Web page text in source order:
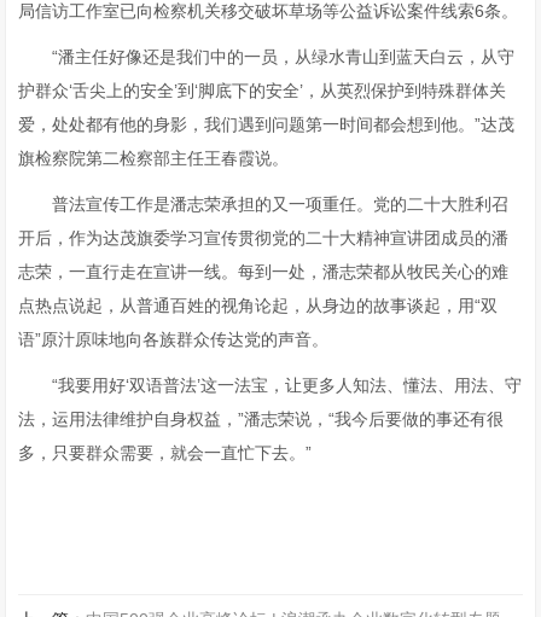
局信访工作室已向检察机关移交破坏草场等公益诉讼案件线索6条。
“潘主任好像还是我们中的一员，从绿水青山到蓝天白云，从守
护群众‘舌尖上的安全’到‘脚底下的安全’，从英烈保护到特殊群体关
爱，处处都有他的身影，我们遇到问题第一时间都会想到他。”达茂
旗检察院第二检察部主任王春霞说。
普法宣传工作是潘志荣承担的又一项重任。党的二十大胜利召
开后，作为达茂旗委学习宣传贯彻党的二十大精神宣讲团成员的潘
志荣，一直行走在宣讲一线。每到一处，潘志荣都从牧民关心的难
点热点说起，从普通百姓的视角论起，从身边的故事谈起，用“双
语”原汁原味地向各族群众传达党的声音。
“我要用好‘双语普法’这一法宝，让更多人知法、懂法、用法、守
法，运用法律维护自身权益，”潘志荣说，“我今后要做的事还有很
多，只要群众需要，就会一直忙下去。”